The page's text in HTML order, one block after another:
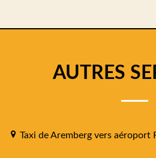
AUTRES
Taxi de Aremberg vers aéroport